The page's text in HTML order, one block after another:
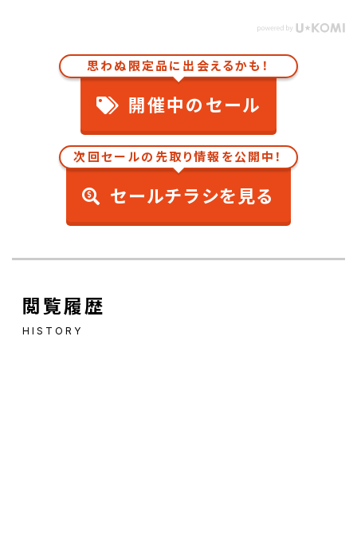
思わぬ限定品に出会えるかも！
開催中のセール
次回セールの先取り情報を公開中！
セールチラシを見る
閲覧履歴
HISTORY